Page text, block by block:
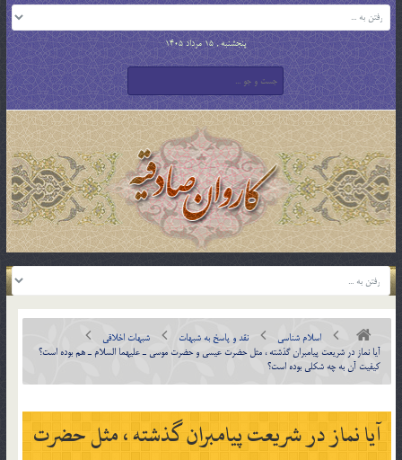
پنجشنبه , 15 مرداد 1405
اسلام شناسی نقد و پاسخ به شبهات
شبهات اخلاقی
آيا نماز در شريعت پيامبران گذشته ، مثل حضرت عيسي و حضرت موسي ـ عليهما السلام ـ هم بوده است؟
کيفيت آن به چه شکلي بوده است؟
آيا نماز در شريعت پيامبران گذشته ، مثل حضرت